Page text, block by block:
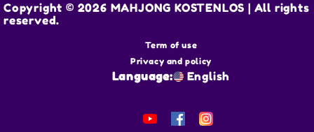
Copyright © 2026 MAHJONG KOSTENLOS | All rights
reserved.
Term of use
Privacy and policy
Language: English